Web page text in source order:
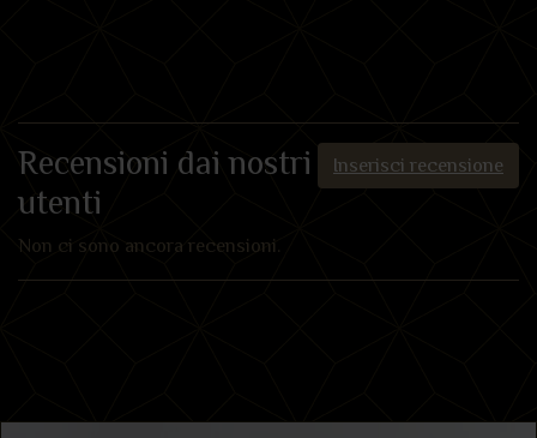
Inserisci recensione
Recensioni dai nostri
utenti
Non ci sono ancora recensioni.